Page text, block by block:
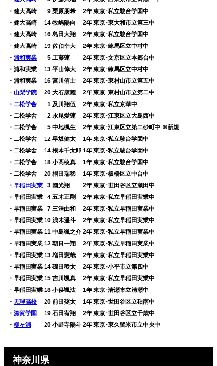
・健大高崎
09 栗原朋希 2年 東京･私立駿台学園中
・健大高崎 14 牧嶋陽向 2年 東京･東大和市立第三中
・健大高崎 16 島田大翔 2年 東京･私立駿台学園中
・健大高崎 19 佐伯幸大 2年 東京･練馬区立中村中
・浦和実業 05 工藤蓮 2年 東京･文京区立本郷台中
・浦和実業 13 平山倖大 2年 東京･練馬区立中村中
・浦和実業 16 宮川侑士 2年 東京･東村山市立第五中
・ 山梨学院 20 大石康耀 2年 東京･東村山市立第二中
・二松学舎 01 及川翔伍 2年 東京･私立京華中
・二松学舎
02 永尾愛蓮 2年 東京･江東区立大島西中
・二松学舎
05 中地楓生 2年 東京･江東区立第二砂町中 ※新規
・二松学舎 12 早坂健太 1年 東京･私立駿台学園中
・二松学舎 14 根本千太郎 1年 東京･私立駿台学園中
・二松学舎 18 小髙稜真 1年 東京･私立駿台学園中
・二松学舎 20 桐田瑞稀 1年 東京･板橋区立中台中
・早稲田実業 03 國光翔 2年 東京･世田谷区立瀬田中
・早稲田実業
04 五木正剛 2年 東京･私立早稲田実業中
・早稲田実業
07 三澤由和 2年 東京･私立早稲田実業中
・早稲田実業 10 浅木遥斗 2年 東京･私立早稲田実業中
・早稲田実業 11 中島颯之介 2年 東京･私立早稲田実業中
・早稲田実業 12 朝日一翔 2年 東京･私立早稲田実業中
・早稲田実業 13 増田憲哉 2年 東京･私立早稲田実業中
・早稲田実業 14 磯田稜太 2年 東京･小平市立第四中
・早稲田実業 15 吉川颯真 2年 東京･私立早稲田実業中
・早稲田実業 18 小俣颯汰 1年 東京･清瀬市立清瀬中
・ 天理高校 20 前田奨太 1年 東京･世田谷区立砧南中
・滋賀学園
19 石田宥翔 2年 東京･世田谷区立千歳中
・柳ヶ浦 20 小野寺陽斗 2年 東京･東久留米市立中央中
神奈川県